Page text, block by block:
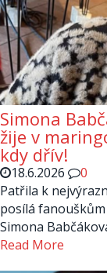
Simona
žije v
kdy dřív!
18.6.2026
0
Patřila k
posílá fanouškům
Simona
Read More